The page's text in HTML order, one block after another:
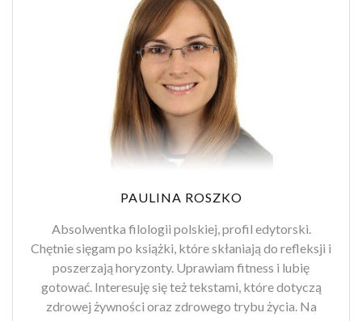
PAULINA ROSZKO
Absolwentka filologii polskiej, profil edytorski.
Chętnie sięgam po książki, które skłaniają do refleksji i
poszerzają horyzonty. Uprawiam fitness i lubię
gotować. Interesuję się też tekstami, które dotyczą
zdrowej żywności oraz zdrowego trybu życia. Na